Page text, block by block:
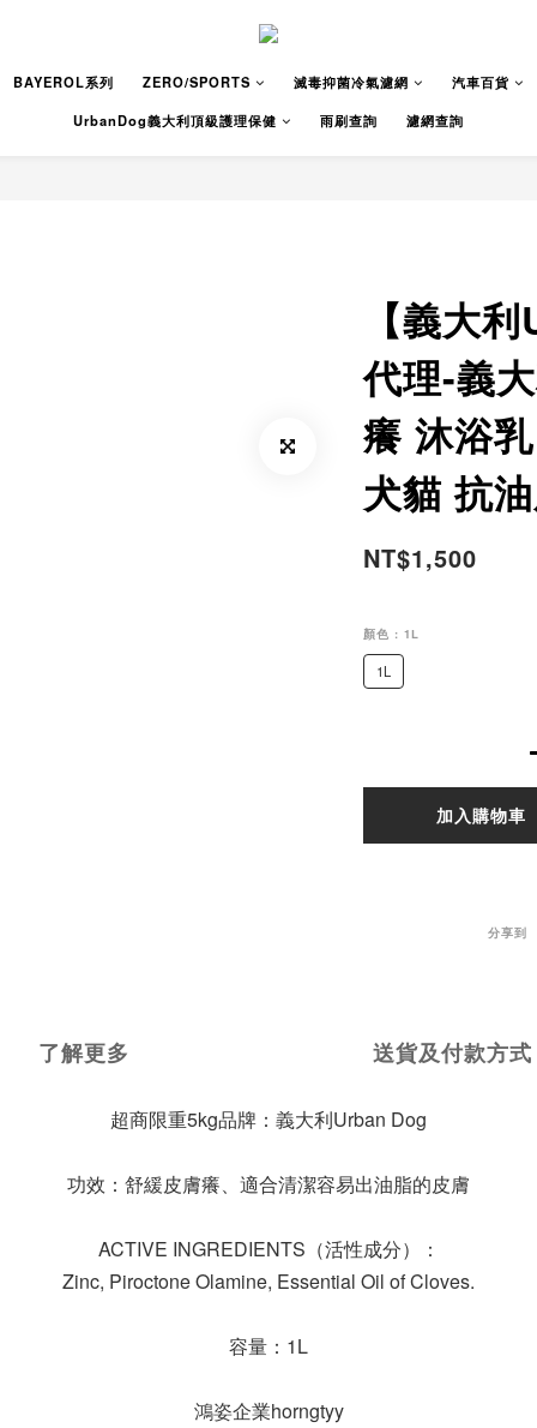
BAYEROL系列 ZERO/SPORTS 滅毒抑菌冷氣濾網 汽車百貨
UrbanDog義大利頂級護理保健
雨刷查詢 濾網查詢
【義大
代理-義
癢 沐浴
犬貓 抗
NT$1,500
顏色 : 1L
1L
加入購物車
分享到
了解更多 送貨及付款方式
超商限重5kg品牌：義大利Urban Dog
功效：舒緩皮膚癢、適合清潔容易出油脂的皮膚
ACTIVE INGREDIENTS（活性成分）：
Zinc, Piroctone Olamine, Essential Oil of Cloves.
容量：1L
鴻姿企業horngtyy